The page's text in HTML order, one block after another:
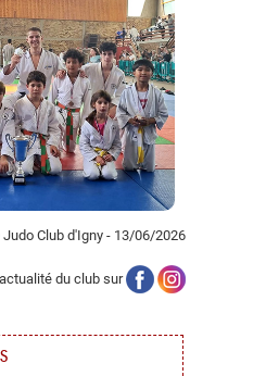
Club d'Igny - 13/06/2026
du club sur